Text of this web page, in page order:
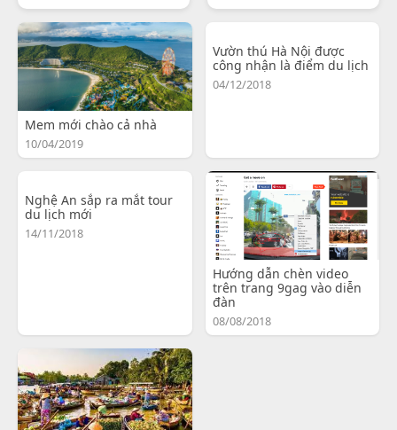
Mem mới chào cả nhà
10/04/2019
Vườn thú Hà Nội được
công nhận là điểm du lịch
04/12/2018
Nghệ An sắp ra mắt tour
du lịch mới
14/11/2018
Hướng dẫn chèn video
trên trang 9gag vào diễn
đàn
08/08/2018